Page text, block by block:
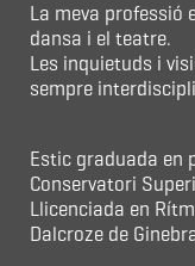
La meva professió
dansa i el teatre.
Les inquietuds i
sempre
Estic graduada en
Conservatori
Llicenciada en
Dalcroze de